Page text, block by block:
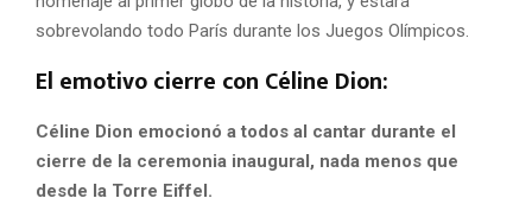
sobrevolando todo París durante los Juegos Olímpicos.
El emotivo cierre con Céline Dion:
Céline Dion emocionó a todos al cantar durante el
cierre de la ceremonia inaugural, nada menos que
desde la Torre Eiffel.